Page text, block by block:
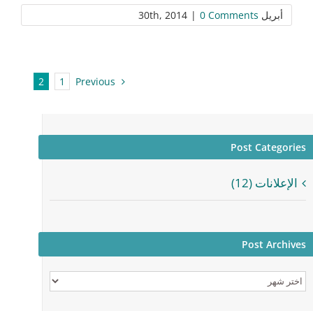
أبريل 30th, 2014 | 0 Comments
Previous
1
2
Post Categories
الإعلانات (12)
Post Archives
Post